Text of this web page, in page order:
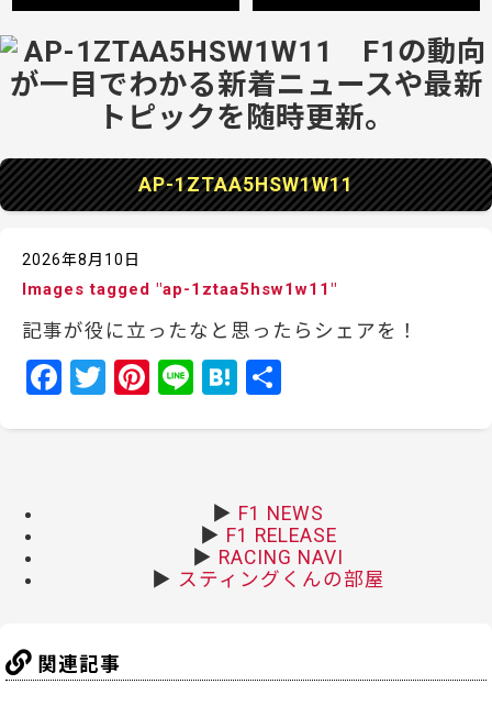
AP-1ZTAA5HSW1W11
2026年8月10日
Images tagged "ap-1ztaa5hsw1w11"
記事が役に立ったなと思ったらシェアを！
F
T
Pi Li H
a
▶ F1 NEWS
▶ F1 RELEASE
▶ RACING NAVI
▶ スティングくんの部屋
関連記事